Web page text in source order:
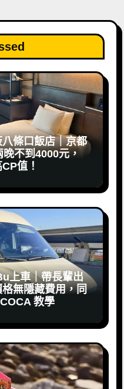
條口飯店｜京都
晚不到4000元，
值！
上車｜帶長輩出
無隱藏費用，同
教學